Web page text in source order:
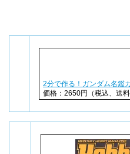
2分で作る！ガンダム名鑑
価格：2650円（税込、送